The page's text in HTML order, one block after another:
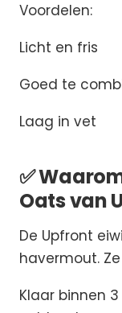
Voordelen:
Licht en fris
Goed te
Laag in vet
✅
Oats van
De Upfront
havermout. Ze
Klaar binnen